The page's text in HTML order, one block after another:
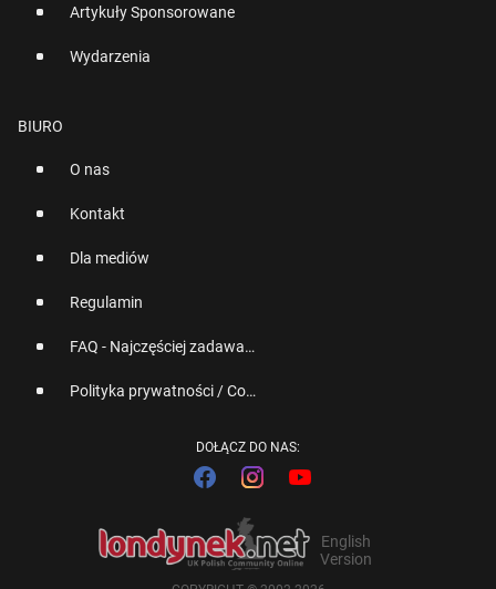
Artykuły Sponsorowane
Wydarzenia
BIURO
O nas
Kontakt
Dla mediów
Regulamin
FAQ - Najczęściej zadawane pytania
Polityka prywatności / Cookies
DOŁĄCZ DO NAS:
English
Version